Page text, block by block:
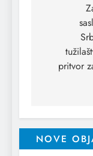
pritvor
NOVE